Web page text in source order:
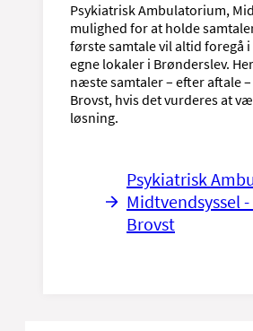
Psykiatrisk Ambulatorium,
mulighed for at holde
første samtale vil altid foregå
egne lokaler i Brønderslev.
næste samtaler – efter aftale
Brovst, hvis det vurderes at
løsning.
Psykiatrisk
Midtvendsyssel
Brovst